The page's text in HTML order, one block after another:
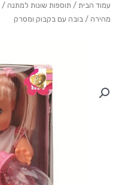
עמוד הבית / תוספות שונות למתנה /
מהירה / בובה עם בקבוק ומסרק